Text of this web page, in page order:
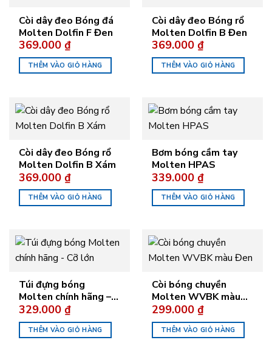
Còi dây đeo Bóng đá
Molten Dolfin F Đen
369.000₫
THÊM VÀO GIỎ HÀNG
Còi dây đeo Bóng rổ
Molten Dolfin B Đen
369.000₫
THÊM VÀO GIỎ HÀNG
Còi dây đeo Bóng rổ
Molten Dolfin B Xám
369.000₫
THÊM VÀO GIỎ HÀNG
Bơm bóng cầm tay
Molten HPAS
339.000₫
THÊM VÀO GIỎ HÀNG
Túi đựng bóng
Molten chính hãng –
Cỡ lớn
329.000₫
THÊM VÀO GIỎ HÀNG
Còi bóng chuyền
Molten WVBK màu
Đen
299.000₫
THÊM VÀO GIỎ HÀNG